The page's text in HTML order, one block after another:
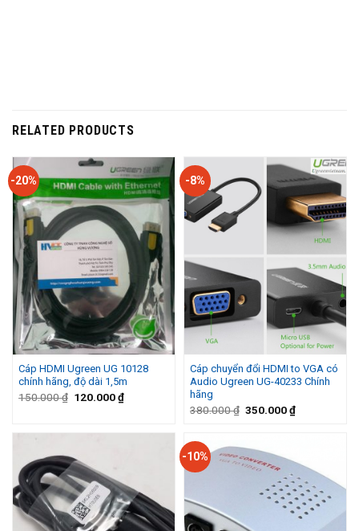
RELATED PRODUCTS
-20%
Cáp HDMI Ugreen UG 10128
chính hãng, độ dài 1,5m
150.000₫ Giá
120.000₫Giá
-8%
Cáp chuyển đổi HDMI to VGA có
Audio Ugreen UG-40233 Chính
hãng
380.000₫ Giá
350.000₫Giá
-10%